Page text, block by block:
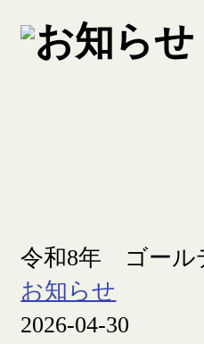
令和8年 ゴール
お知らせ
2026-04-30